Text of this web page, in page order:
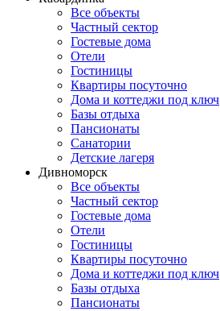
Все объекты
Частный сектор
Гостевые дома
Отели
Гостиницы
Квартиры посуточно
Дома и коттеджи под ключ
Базы отдыха
Пансионаты
Санатории
Детские лагеря
Дивноморск
Все объекты
Частный сектор
Гостевые дома
Отели
Гостиницы
Квартиры посуточно
Дома и коттеджи под ключ
Базы отдыха
Пансионаты